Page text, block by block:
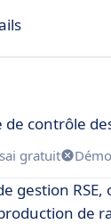
de contrôle
gratuit
gestion
de